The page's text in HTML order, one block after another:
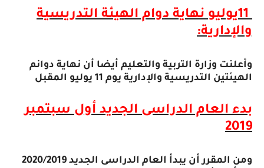
11يوليو نهاية دوام الهيئة التدريسية
والإدارية:
وأعلنت وزارة التربية والتعليم أيضا أن نهاية دوانم
الهيئتين التدريسية والإدارية يوم 11 يوليو المقبل
بدء العام الدراسى الجديد أول سبتمبر
2019
ومن المقرر أن يبدأ العام الدراسى الجديد 2020/2019